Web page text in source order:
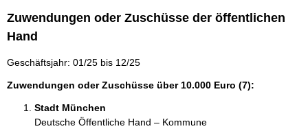
Zuwendungen oder Zuschüsse der öffentlichen
Hand
Geschäftsjahr: 01/25 bis 12/25
Zuwendungen oder Zuschüsse über 10.000 Euro (7):
Stadt München
Deutsche Öffentliche Hand – Kommune